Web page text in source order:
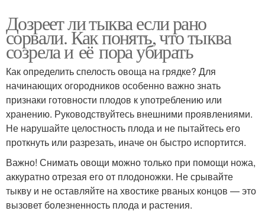
Дозреет ли тыква если рано
сорвали. Как понять, что тыква
созрела и её пора убирать
Как определить спелость овоща на грядке? Для
начинающих огородников особенно важно знать
признаки готовности плодов к употреблению или
хранению. Руководствуйтесь внешними проявлениями.
Не нарушайте целостность плода и не пытайтесь его
проткнуть или разрезать, иначе он быстро испортится.
Важно! Снимать овощи можно только при помощи ножа,
аккуратно отрезая его от плодоножки. Не срывайте
тыкву и не оставляйте на хвостике рваных концов — это
вызовет болезненность плода и растения.